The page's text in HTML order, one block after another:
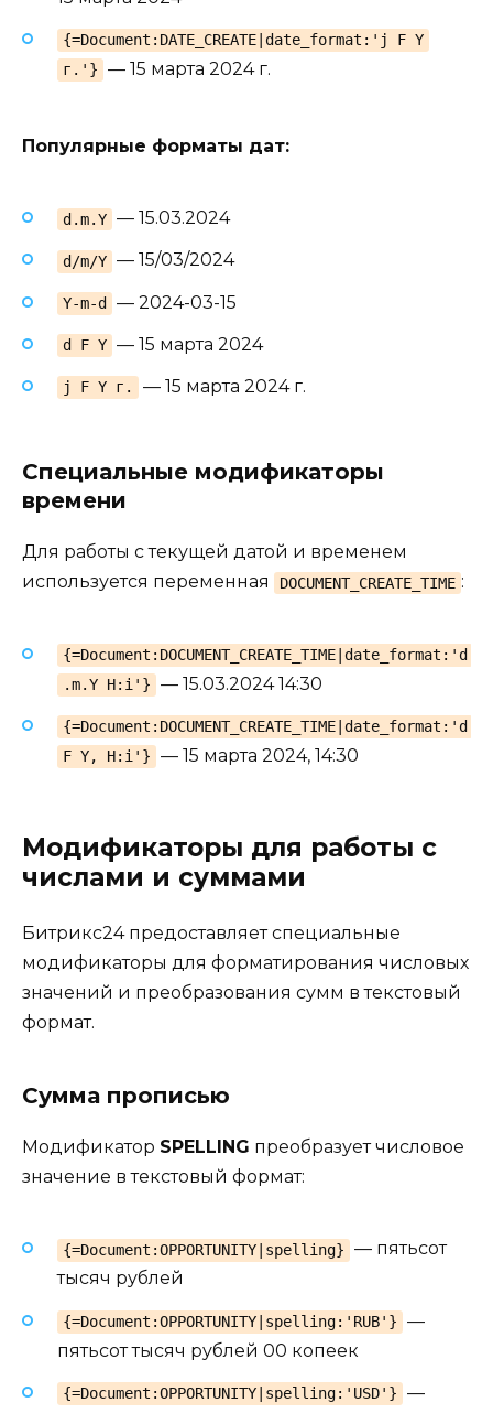
{=Document:DATE_CREATE|date_format:'j F Y
г.'}
— 15 марта 2024 г.
Популярные форматы дат:
d.m.Y — 15.03.2024
d/m/Y — 15/03/2024
Y-m-d — 2024-03-15
d F Y — 15 марта 2024
j F Y г. — 15 марта 2024 г.
Специальные модификаторы
времени
Для работы с текущей датой и временем
используется переменная
DOCUMENT_CREATE_TIME :
{=Document:DOCUMENT_CREATE_TIME|date_format:'d
.m.Y H:i'}
— 15.03.2024 14:30
{=Document:DOCUMENT_CREATE_TIME|date_format:'d
F Y, H:i'}
— 15 марта 2024, 14:30
Модификаторы для работы с
числами и суммами
Битрикс24 предоставляет специальные
модификаторы для форматирования числовых
значений и преобразования сумм в текстовый
формат.
Сумма прописью
Модификатор SPELLING преобразует числовое
значение в текстовый формат:
{=Document:OPPORTUNITY|spelling}
— пятьсот
тысяч рублей
{=Document:OPPORTUNITY|spelling:'RUB'}
—
пятьсот тысяч рублей 00 копеек
{=Document:OPPORTUNITY|spelling:'USD'}
—